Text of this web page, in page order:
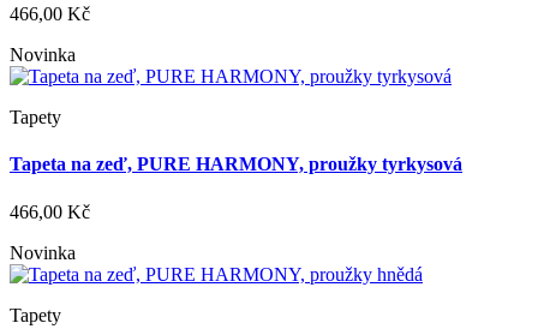
466,00 Kč
Novinka
Tapety
Tapeta na zeď, PURE HARMONY, proužky tyrkysová
466,00 Kč
Novinka
Tapety